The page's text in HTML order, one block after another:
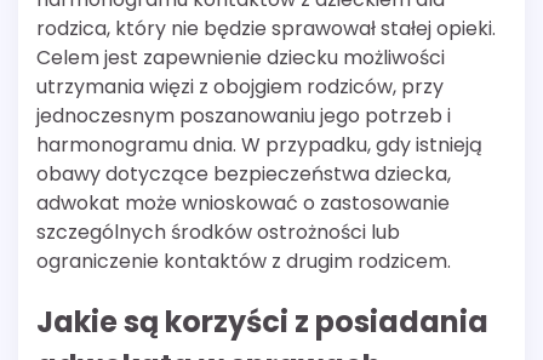
rodzica, który nie będzie sprawował stałej opieki.
Celem jest zapewnienie dziecku możliwości
utrzymania więzi z obojgiem rodziców, przy
jednoczesnym poszanowaniu jego potrzeb i
harmonogramu dnia. W przypadku, gdy istnieją
obawy dotyczące bezpieczeństwa dziecka,
adwokat może wnioskować o zastosowanie
szczególnych środków ostrożności lub
ograniczenie kontaktów z drugim rodzicem.
Jakie są korzyści z posiadania